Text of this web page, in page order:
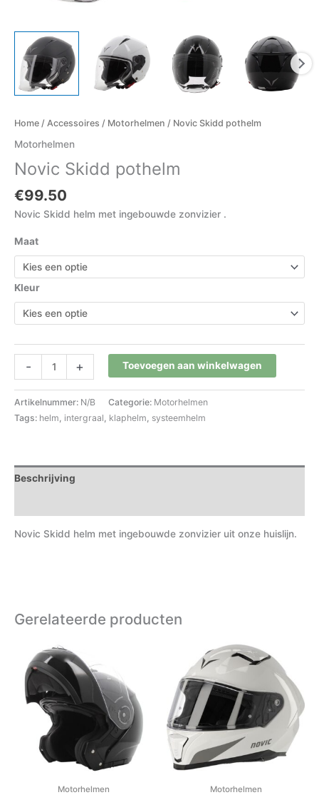
Home / Accessoires / Motorhelmen / Novic Skidd pothelm
Motorhelmen
Novic Skidd pothelm
€99.50
Novic Skidd helm met ingebouwde zonvizier .
Maat
Kleur
- + Toevoegen aan winkelwagen
Artikelnummer: N/B Categorie: Motorhelmen
Tags: helm, intergraal, klaphelm, systeemhelm
Beschrijving
Novic Skidd helm met ingebouwde zonvizier uit onze huislijn.
Gerelateerde producten
Motorhelmen
meerdere
variaties.
Deze
optie
kan
Motorhelmen